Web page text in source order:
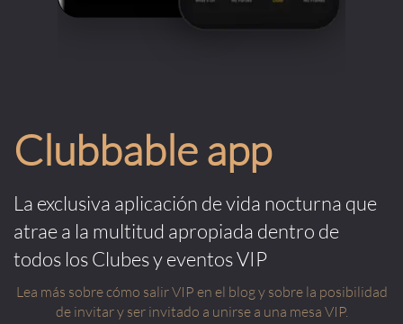
Clubbable app
La exclusiva aplicación de vida nocturna que
atrae a la multitud apropiada dentro de
todos los Clubes y eventos VIP
Lea más sobre cómo salir VIP en el blog y sobre la posibilidad
de invitar y ser invitado a unirse a una mesa VIP.